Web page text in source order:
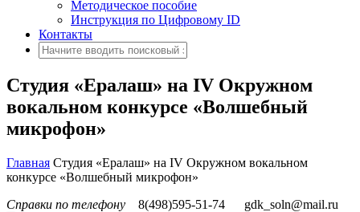
Методическое пособие
Инструкция по Цифровому ID
Контакты
Cтудия «Ералаш» на IV Окружном
вокальном конкурсе «Волшебный
микрофон»
Главная Cтудия «Ералаш» на IV Окружном вокальном
конкурсе «Волшебный микрофон»
Справки по телефону
8(498)595-51-74
gdk_soln@mail.ru